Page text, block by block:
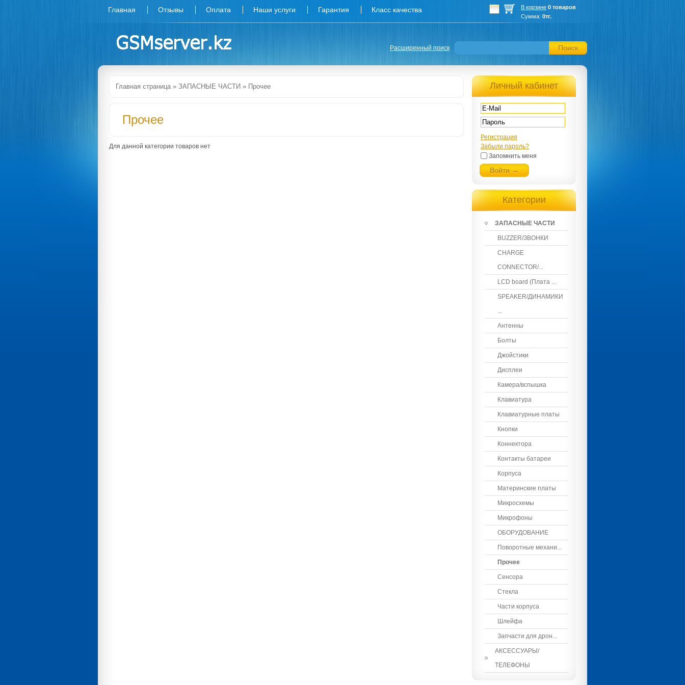
Главная Отзывы Оплата Наши услуги Гарантия Класс качества В корзине 0 товаров
Сумма: 0тг.
Расширенный поиск Поиск
Главная страница» ЗАПАСНЫЕ ЧАСТИ » Прочее
Прочее
Для данной категории товаров нет
Личный кабинет
Регистрация
Забыли пароль?
Запомнить меня
Войти →
Категории
ЗАПАСНЫЕ ЧАСТИ
BUZZER/ЗВОНКИ
CHARGE
CONNECTOR/...
LCD board (Плата ...
SPEAKER/ДИНАМИКИ
...
Антенны
Болты
Джойстики
Дисплеи
Камера/вспышка
Клавиатура
Клавиатурные платы
Кнопки
Коннектора
Контакты батареи
Корпуса
Материнские платы
Микросхемы
Микрофоны
ОБОРУДОВАНИЕ
Поворотные механи...
Прочее
Сенсора
Стекла
Части корпуса
Шлейфа
Запчасти для дрон...
АКСЕССУАРЫ/
ТЕЛЕФОНЫ